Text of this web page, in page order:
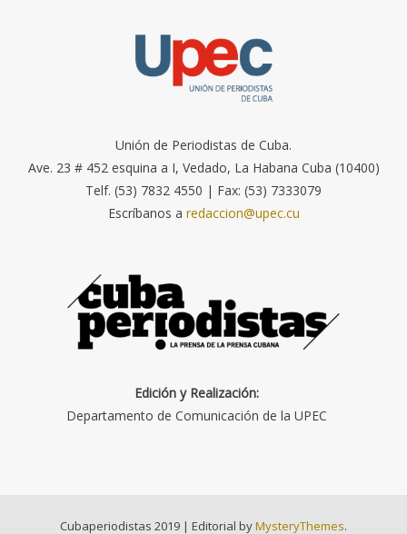
Unión de Periodistas de Cuba.
Ave. 23 # 452 esquina a I, Vedado, La Habana Cuba (10400)
Telf. (53) 7832 4550 | Fax: (53) 7333079
Escríbanos a redaccion@upec.cu
Edición y Realización:
Departamento de Comunicación de la UPEC
Cubaperiodistas 2019 | Editorial byMysteryThemes.